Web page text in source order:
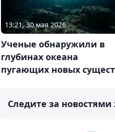
13:21, 30 мая 2026
Ученые обнаружили в
глубинах океана
пугающих новых
Следите за новостями